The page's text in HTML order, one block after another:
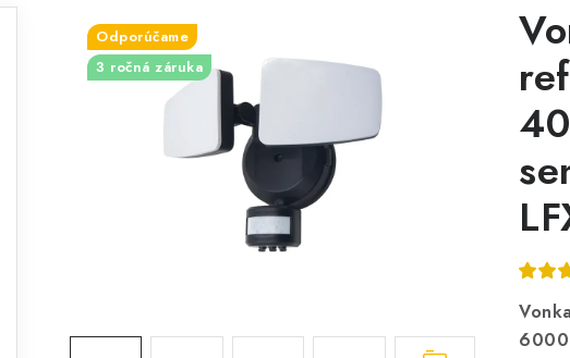
Odporúčame
3 ročná záruka